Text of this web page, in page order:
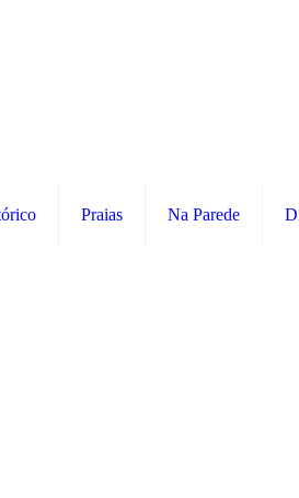
Praias Na Parede